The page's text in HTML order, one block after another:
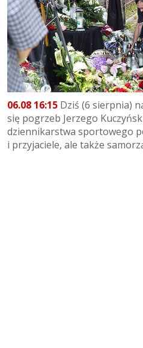
06.08 16:15 Dziś (6 sierpnia)
się pogrzeb Jerzego
dziennikarstwa sportowego
i przyjaciele, ale także